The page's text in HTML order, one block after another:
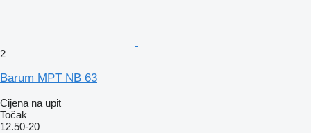
2
Barum MPT NB 63
Cijena na upit
Točak
12.50-20